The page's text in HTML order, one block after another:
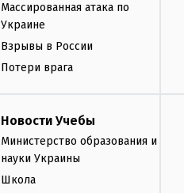
Массированная атака по
Украине
Взрывы в России
Потери врага
Новости Учебы
Министерство образования и
науки Украины
Школа